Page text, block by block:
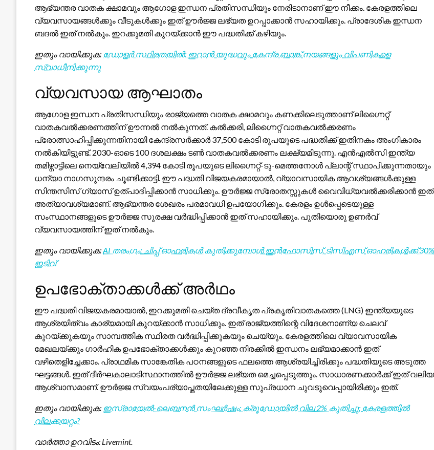
ആഭ്യന്തര വാതക ക്ഷാമവും ആഗോള ഇന്ധന പ്രതിസന്ധിയും നേരിടാനാണ് ഈ നീക്കം. കേരളത്തിലെ
വ്യവസായങ്ങൾക്കും വീടുകൾക്കും ഇത് ഊർജ്ജ ലഭ്യത ഉറപ്പാക്കാൻ സഹായിക്കും. പ്രാദേശിക ഇന്ധന
ബദൽ ഇത് നൽകും. ഇറക്കുമതി കുറയ്ക്കാൻ ഈ പദ്ധതിക്ക് കഴിയും.
ഇതും വായിക്കുക: ഡോളർ സ്ഥിരതയിൽ: ഇറാൻ യുദ്ധവും കേന്ദ്ര ബാങ്ക് നയങ്ങളും വിപണികളെ
സ്വാധീനിക്കുന്നു
വ്യവസായ ആഘാതം
ആഗോള ഇന്ധന പ്രതിസന്ധിയും രാജ്യത്തെ വാതക ക്ഷാമവും കണക്കിലെടുത്താണ് ലിഗ്നൈറ്റ്
വാതകവൽക്കരണത്തിന് ഊന്നൽ നൽകുന്നത്. കൽക്കരി, ലിഗ്നൈറ്റ് വാതകവൽക്കരണം
പ്രോത്സാഹിപ്പിക്കുന്നതിനായി കേന്ദ്രസർക്കാർ 37,500 കോടി രൂപയുടെ പദ്ധതിക്ക് ഇതിനകം അംഗീകാരം
നൽകിയിട്ടുണ്ട്. 2030-ഓടെ 100 ദശലക്ഷം ടൺ വാതകവൽക്കരണം ലക്ഷ്യമിടുന്നു. എൻ‌എൽ‌സി ഇന്ത്യ
തമിഴ്നാട്ടിലെ നെയ്‌വേലിയിൽ 4,394 കോടി രൂപയുടെ ലിഗ്നൈറ്റ്-ടു-മെത്തനോൾ പ്ലാന്റ് സ്ഥാപിക്കുന്നതായും
ധന്യാ നാഗസുന്ദരം ചൂണ്ടിക്കാട്ടി. ഈ പദ്ധതി വിജയകരമായാൽ, വ്യാവസായിക ആവശ്യങ്ങൾക്കുള്ള
സിന്തസിസ് ഗ്യാസ് ഉത്പാദിപ്പിക്കാൻ സാധിക്കും. ഊർജ്ജ സ്രോതസ്സുകൾ വൈവിധ്യവൽക്കരിക്കാൻ ഇത്
അത്യാവശ്യമാണ്. ആഭ്യന്തര ശേഖരം പരമാവധി ഉപയോഗിക്കും. കേരളം ഉൾപ്പെടെയുള്ള
സംസ്ഥാനങ്ങളുടെ ഊർജ്ജ സുരക്ഷ വർദ്ധിപ്പിക്കാൻ ഇത് സഹായിക്കും. പുതിയൊരു ഉണർവ്
വ്യവസായത്തിന് ഇത് നൽകും.
ഇതും വായിക്കുക:AI തരംഗം: ചിപ്പ് ഓഹരികൾ കുതിക്കുമ്പോൾ ഇൻഫോസിസ്, ടിസിഎസ് ഓഹരികൾക്ക് 30%
ഇടിവ്
ഉപഭോക്താക്കൾക്ക് അർഥം
ഈ പദ്ധതി വിജയകരമായാൽ, ഇറക്കുമതി ചെയ്ത ദ്രവീകൃത പ്രകൃതിവാതകത്തെ (LNG) ഇന്ത്യയുടെ
ആശ്രയിത്വം കാര്യമായി കുറയ്ക്കാൻ സാധിക്കും. ഇത് രാജ്യത്തിന്റെ വിദേശനാണ്യ ചെലവ്
കുറയ്ക്കുകയും സാമ്പത്തിക സ്ഥിരത വർദ്ധിപ്പിക്കുകയും ചെയ്യും. കേരളത്തിലെ വ്യാവസായിക
മേഖലയ്ക്കും ഗാർഹിക ഉപഭോക്താക്കൾക്കും കുറഞ്ഞ നിരക്കിൽ ഇന്ധനം ലഭ്യമാക്കാൻ ഇത്
വഴിതെളിച്ചേക്കാം. പ്രാഥമിക സാങ്കേതിക പഠനങ്ങളുടെ ഫലത്തെ ആശ്രയിച്ചിരിക്കും പദ്ധതിയുടെ അടുത്ത
ഘട്ടങ്ങൾ. ഇത് ദീർഘകാലാടിസ്ഥാനത്തിൽ ഊർജ്ജ ലഭ്യത മെച്ചപ്പെടുത്തും. സാധാരണക്കാർക്ക് ഇത് വലിയ
ആശ്വാസമാണ്. ഊർജ്ജ സ്വയംപര്യാപ്തതയിലേക്കുള്ള സുപ്രധാന ചുവടുവെപ്പായിരിക്കും ഇത്.
ഇതും വായിക്കുക: ഇസ്രായേൽ-ലെബനൻ സംഘർഷം: ക്രൂഡോയിൽ വില 2% കുതിച്ചു; കേരളത്തിൽ
വിലക്കയറ്റം?
വാർത്താ ഉറവിടം: Livemint.